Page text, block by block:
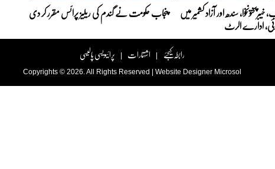
سندھ اور آزاد کشمیر میں
ادارے الرٹ
پنجاب حکومت نے گندم کی ریلیز پرائس مقرر کر دی‎
رابطہ کیجئے اشتہارات پرائیویسی پالیسی
Copyrights © 2026. All Rights Reserved | Website Designer Microsol